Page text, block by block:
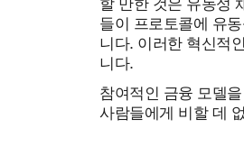
들이 프로토콜에 유
니다. 이러한 혁신적
니다.
참여적인 금융 모델
사람들에게 비할 데